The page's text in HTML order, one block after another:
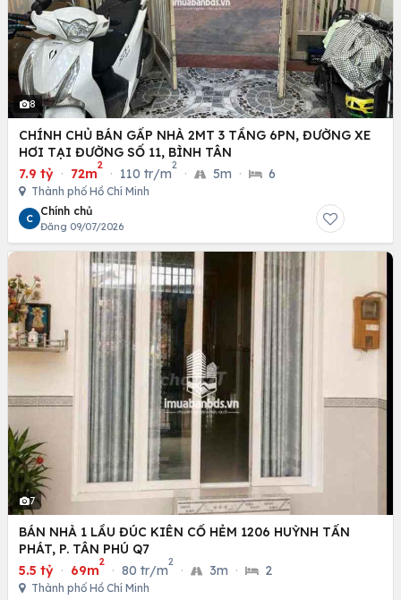
8
CHÍNH CHỦ BÁN GẤP NHÀ 2MT 3 TẦNG 6PN, ĐƯỜNG XE
HƠI TẠI ĐƯỜNG SỐ 11, BÌNH TÂN
7.9 tỷ · 72m
2
· 110 tr/m
2
· 5m · 6
Thành phố Hồ Chí Minh
C
Chính chủ
Đăng 09/07/2026
7
BÁN NHÀ 1 LẦU ĐÚC KIÊN CỐ HẺM 1206 HUỲNH TẤN
PHÁT, P. TÂN PHÚ Q7
5.5 tỷ · 69m
2
· 80 tr/m
2
· 3m · 2
Thành phố Hồ Chí Minh